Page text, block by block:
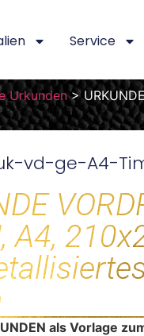
Service
Urkunden>
vd-ge-A4-
A4,
als Vorlage